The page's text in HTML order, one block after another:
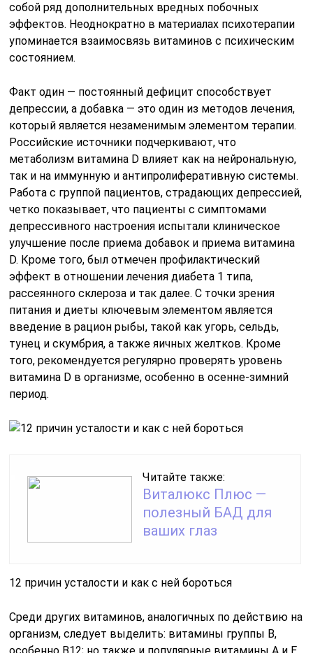
собой ряд дополнительных вредных побочных
эффектов. Неоднократно в материалах психотерапии
упоминается взаимосвязь витаминов с психическим
состоянием.
Факт один — постоянный дефицит способствует
депрессии, а добавка — это один из методов лечения,
который является незаменимым элементом терапии.
Российские источники подчеркивают, что
метаболизм витамина D влияет как на нейрональную,
так и на иммунную и антипролиферативную системы.
Работа с группой пациентов, страдающих депрессией,
четко показывает, что пациенты с симптомами
депрессивного настроения испытали клиническое
улучшение после приема добавок и приема витамина
D. Кроме того, был отмечен профилактический
эффект в отношении лечения диабета 1 типа,
рассеянного склероза и так далее. С точки зрения
питания и диеты ключевым элементом является
введение в рацион рыбы, такой как угорь, сельдь,
тунец и скумбрия, а также яичных желтков. Кроме
того, рекомендуется регулярно проверять уровень
витамина D в организме, особенно в осенне-зимний
период.
Читайте также:
Виталюкс Плюс —
полезный БАД для
ваших глаз
12 причин усталости и как с ней бороться
Среди других витаминов, аналогичных по действию на
организм, следует выделить: витамины группы B,